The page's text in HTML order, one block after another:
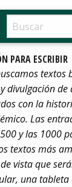
PARA ESCRIBIR
textos
divulgación de
con la
Las
y las 1000
textos más
vista que
una